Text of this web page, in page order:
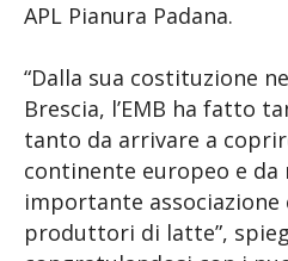
APL Pianura Padana.
“Dalla sua costituzione
Brescia, l’EMB ha fatto
tanto da arrivare a
continente europeo e
importante associazione
produttori di latte”,